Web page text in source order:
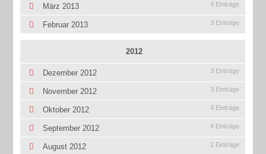
März 2013 4 Einträge
Februar 2013 3 Einträge
2012
Dezember 2012 3 Einträge
November 2012 3 Einträge
Oktober 2012 4 Einträge
September 2012 4 Einträge
August 2012 2 Einträge